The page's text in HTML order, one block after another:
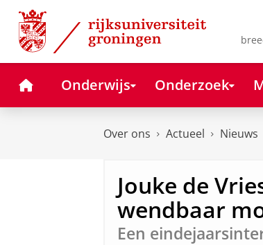
Skip
Content
Skip
Navigation
HomeOnderwijs Onderzoek
Over ons Actueel Nieuws
Jouke de
wendbaar
Een